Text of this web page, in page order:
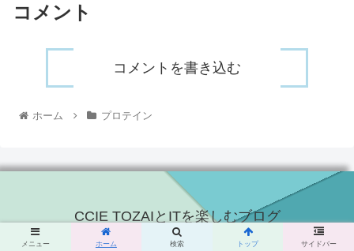
コメント
コメントを書き込む
ホーム プロテイン
CCIE TOZAIとITを楽しむブログ
© 2015 CCIE TOZAIとITを楽しむブログ.
メニュー ホーム 検索 トップ サイドバー